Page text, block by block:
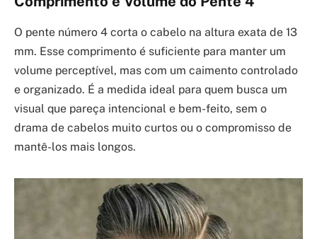
O pente número 4 corta o cabelo na altura exata de 13
mm. Esse comprimento é suficiente para manter um
volume perceptível, mas com um caimento controlado
e organizado. É a medida ideal para quem busca um
visual que pareça intencional e bem-feito, sem o
drama de cabelos muito curtos ou o compromisso de
mantê-los mais longos.